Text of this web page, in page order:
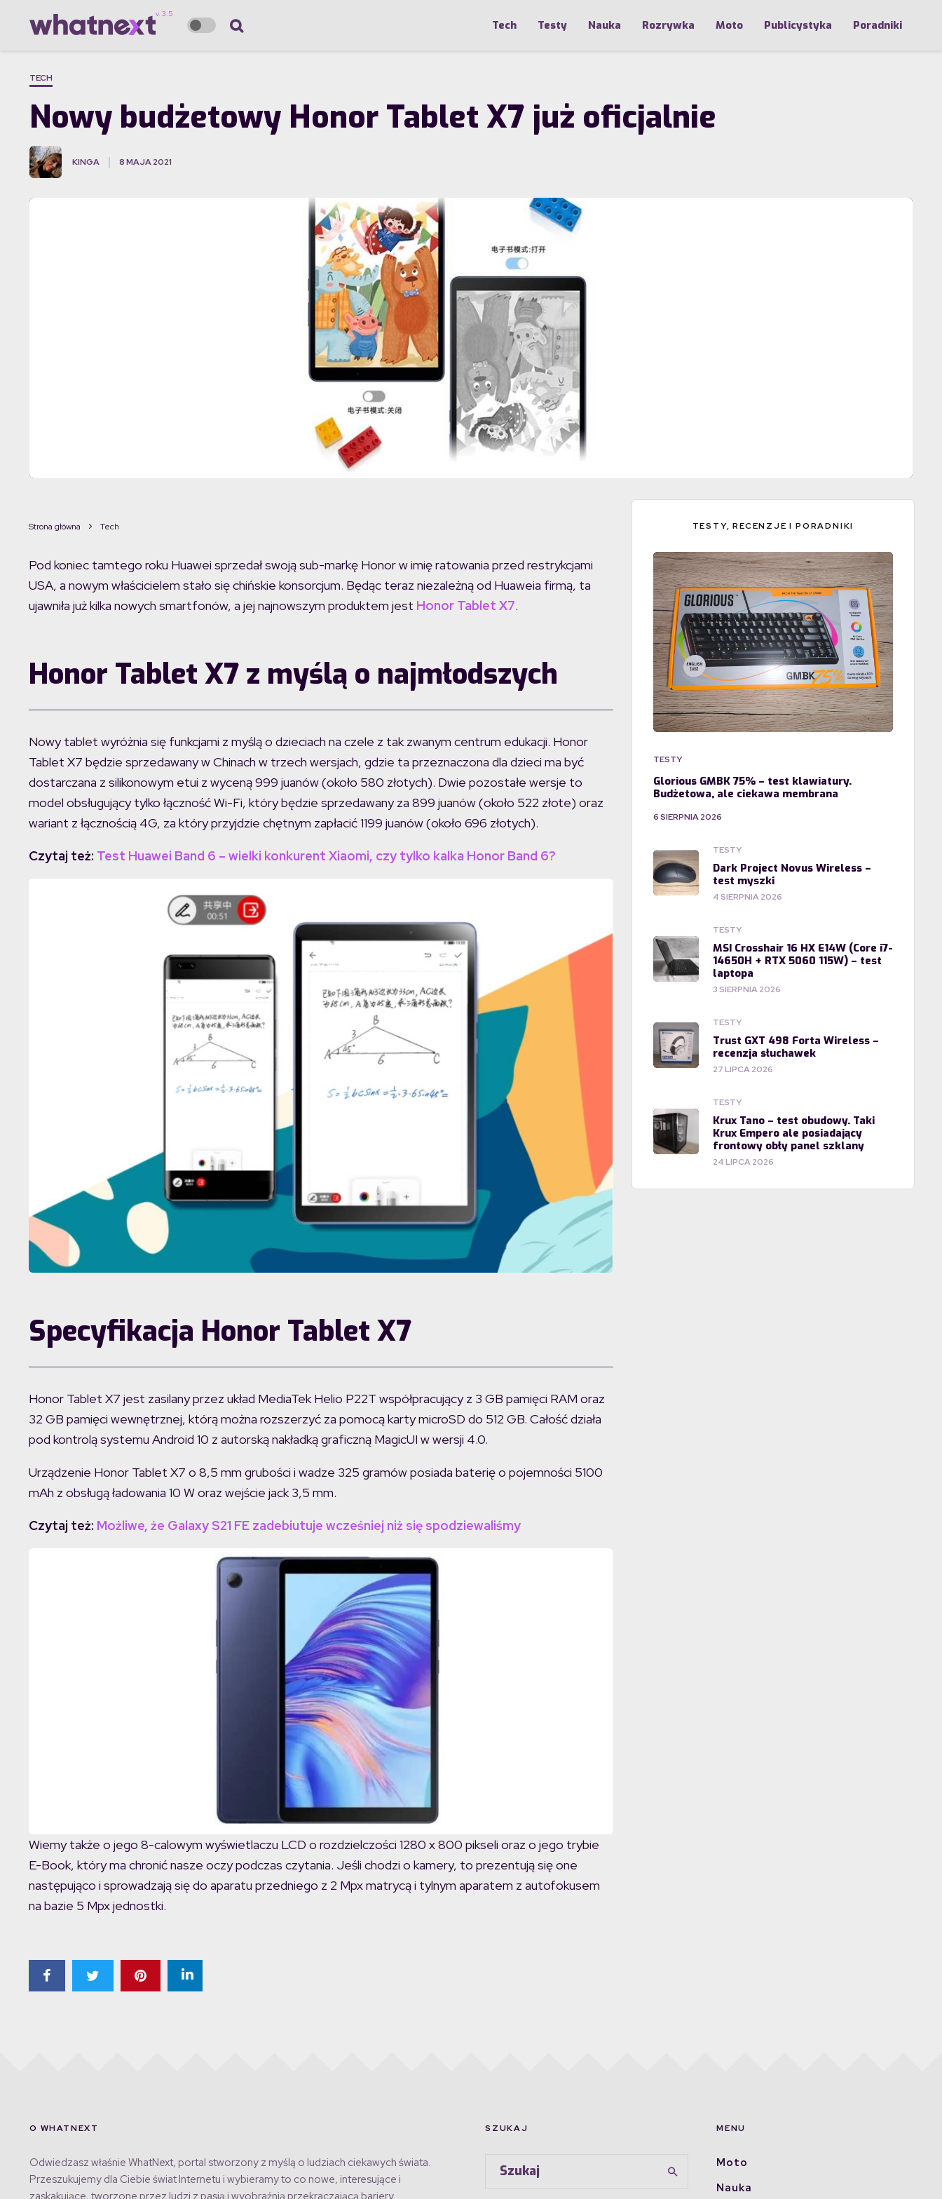
Tech Testy Nauka Rozrywka Moto Publicystyka Poradniki
TECH
Nowy budżetowy Honor Tablet X7 już oficjalnie
KINGA 8 MAJA 2021
Strona główna Tech
Pod koniec tamtego roku Huawei sprzedał swoją sub-markę Honor w imię ratowania przed restrykcjami
USA, a nowym właścicielem stało się chińskie konsorcjum. Będąc teraz niezależną od Huaweia firmą, ta
ujawniła już kilka nowych smartfonów, a jej najnowszym produktem jest Honor Tablet X7.
Honor Tablet X7 z myślą o najmłodszych
Nowy tablet wyróżnia się funkcjami z myślą o dzieciach na czele z tak zwanym centrum edukacji. Honor
Tablet X7 będzie sprzedawany w Chinach w trzech wersjach, gdzie ta przeznaczona dla dzieci ma być
dostarczana z silikonowym etui z wyceną 999 juanów (około 580 złotych). Dwie pozostałe wersje to
model obsługujący tylko łączność Wi-Fi, który będzie sprzedawany za 899 juanów (około 522 złote) oraz
wariant z łącznością 4G, za który przyjdzie chętnym zapłacić 1199 juanów (około 696 złotych).
Czytaj też: Test Huawei Band 6 – wielki konkurent Xiaomi, czy tylko kalka Honor Band 6?
Specyfikacja Honor Tablet X7
Honor Tablet X7 jest zasilany przez układ MediaTek Helio P22T współpracujący z 3 GB pamięci RAM oraz
32 GB pamięci wewnętrznej, którą można rozszerzyć za pomocą karty microSD do 512 GB. Całość działa
pod kontrolą systemu Android 10 z autorską nakładką graficzną MagicUI w wersji 4.0.
Urządzenie Honor Tablet X7 o 8,5 mm grubości i wadze 325 gramów posiada baterię o pojemności 5100
mAh z obsługą ładowania 10 W oraz wejście jack 3,5 mm.
Czytaj też: Możliwe, że Galaxy S21 FE zadebiutuje wcześniej niż się spodziewaliśmy
Wiemy także o jego 8-calowym wyświetlaczu LCD o rozdzielczości 1280 x 800 pikseli oraz o jego trybie
E-Book, który ma chronić nasze oczy podczas czytania. Jeśli chodzi o kamery, to prezentują się one
następująco i sprowadzają się do aparatu przedniego z 2 Mpx matrycą i tylnym aparatem z autofokusem
na bazie 5 Mpx jednostki.
TESTY, RECENZJE I PORADNIKI
TESTY
Glorious GMBK 75% – test klawiatury.
Budżetowa, ale ciekawa membrana
6 SIERPNIA 2026
TESTY
Dark Project Novus Wireless –
test myszki
4 SIERPNIA 2026
TESTY
MSI Crosshair 16 HX E14W (Core i7-
14650H + RTX 5060 115W) – test
laptopa
3 SIERPNIA 2026
TESTY
Trust GXT 498 Forta Wireless –
recenzja słuchawek
27 LIPCA 2026
TESTY
Krux Tano – test obudowy. Taki
Krux Empero ale posiadający
frontowy obły panel szklany
24 LIPCA 2026
O WHATNEXT
Odwiedzasz właśnie WhatNext, portal stworzony z myślą o ludziach ciekawych świata.
Przeszukujemy dla Ciebie świat Internetu i wybieramy to co nowe, interesujące i
zaskakujące, tworzone przez ludzi z pasją i wyobraźnią przekraczającą bariery
SZUKAJ MENU
Moto
Nauka